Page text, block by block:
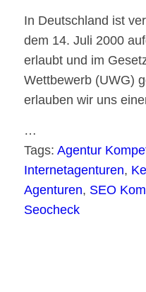
In Deutschland ist
dem 14. Juli 2000
erlaubt und im
Wettbewerb (UWG)
erlauben wir uns
…
Tags: Agentur
Internetagenturen,
Agenturen, SEO
Seocheck